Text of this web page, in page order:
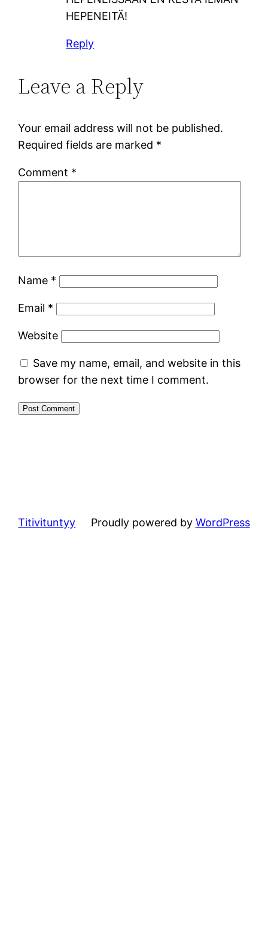
HEPENEITÄ!
Reply
Leave a Reply
Your email address will not be published.
Required fields are marked *
Comment *
Name *
Email *
Website
Save my name, email, and website in this
browser for the next time I comment.
Titivituntyy Proudly powered by WordPress